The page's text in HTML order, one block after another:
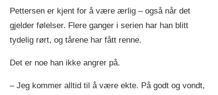
Pettersen er kjent for å være ærlig – også når det
gjelder følelser. Flere ganger i serien har han blitt
tydelig rørt, og tårene har fått renne.
Det er noe han ikke angrer på.
– Jeg kommer alltid til å være ekte. På godt og vondt,